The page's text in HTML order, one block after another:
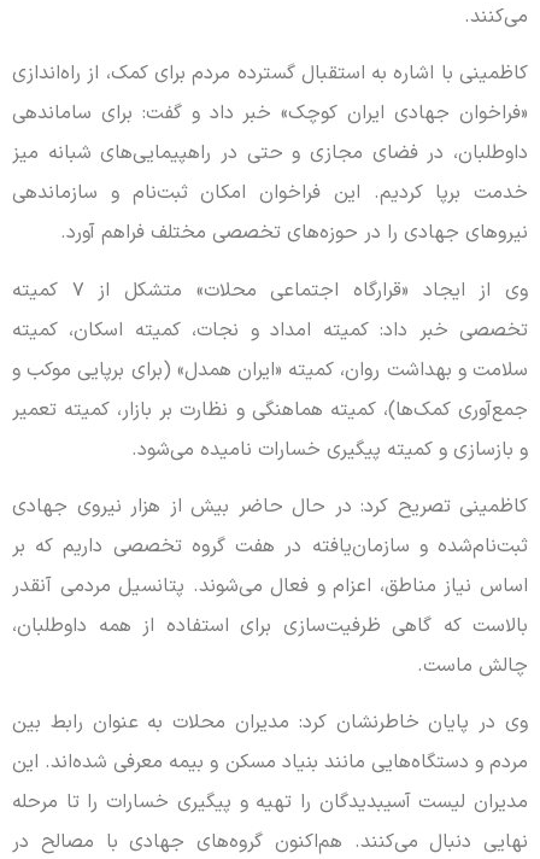
می‌کنند.
کاظمینی با اشاره به استقبال گسترده مردم برای کمک، از راه‌اندازی
«فراخوان جهادی ایران کوچک» خبر داد و گفت: برای ساماندهی
داوطلبان، در فضای مجازی و حتی در راهپیمایی‌های شبانه میز
خدمت برپا کردیم. این فراخوان امکان ثبت‌نام و سازماندهی
نیروهای جهادی را در حوزه‌های تخصصی مختلف فراهم آورد.
وی از ایجاد «قرارگاه اجتماعی محلات» متشکل از ۷ کمیته
تخصصی خبر داد: کمیته امداد و نجات، کمیته اسکان، کمیته
سلامت و بهداشت روان، کمیته «ایران همدل» (برای برپایی موکب و
جمع‌آوری کمک‌ها)، کمیته هماهنگی و نظارت بر بازار، کمیته تعمیر
و بازسازی و کمیته پیگیری خسارات نامیده می‌شود.
کاظمینی تصریح کرد: در حال حاضر بیش از هزار نیروی جهادی
ثبت‌نام‌شده و سازمان‌یافته در هفت گروه تخصصی داریم که بر
اساس نیاز مناطق، اعزام و فعال می‌شوند. پتانسیل مردمی آنقدر
بالاست که گاهی ظرفیت‌سازی برای استفاده از همه داوطلبان،
چالش ماست.
وی در پایان خاطرنشان کرد: مدیران محلات به عنوان رابط بین
مردم و دستگاه‌هایی مانند بنیاد مسکن و بیمه معرفی شده‌اند. این
مدیران لیست آسیبدیدگان را تهیه و پیگیری خسارات را تا مرحله
نهایی دنبال می‌کنند. هم‌اکنون گروه‌های جهادی با مصالح در